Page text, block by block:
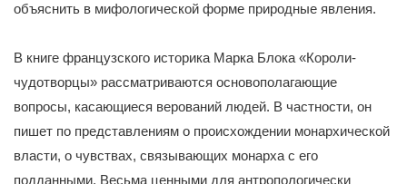
объяснить в мифологической форме природные явления.
В книге французского историка Марка Блока «Короли-
чудотворцы» рассматриваются основополагающие
вопросы, касающиеся верований людей. В частности, он
пишет по представлениям о происхождении монархической
власти, о чувствах, связывающих монарха с его
подданными. Весьма ценными для антропологически